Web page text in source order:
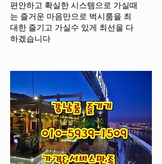
​편안하고 확실한 시스템으로 가실때
는 즐거운 마음만으로 벅시룸을 최
대한 즐기고 가실수 있게 최선을 다
하겠습니다